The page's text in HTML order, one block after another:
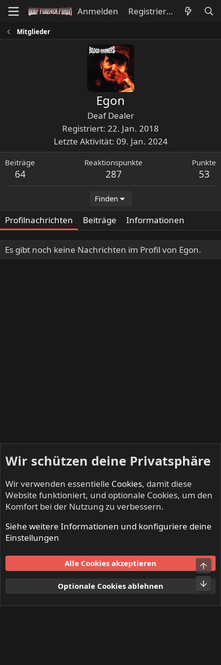
Anmelden Registrieren
Mitglieder
Egon
Deaf Dealer
Registriert 22. Jan. 2018
Letzte Aktivität 09. Jan. 2024
Beiträge
64
Reaktionspunkte
287
Punkte
53
Finden
Profilnachrichten Beiträge Informationen
Es gibt noch keine Nachrichten im Profil von Egon.
Mitglieder
Nutzungsbedingungen
Datenschutz
S
Wir schützen deine Privatsphäre
Wir verwenden essentielle Cookies, damit diese
Website funktioniert, und optionale Cookies, um den
Komfort bei der Nutzung zu verbessern.
Siehe weitere Informationen und konfiguriere deine
Einstellungen
Alle Cookies akzeptieren
Optionale Cookies ablehnen